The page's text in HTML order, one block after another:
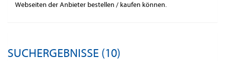
Webseiten der Anbieter bestellen / kaufen können.
SUCHERGEBNISSE (10)